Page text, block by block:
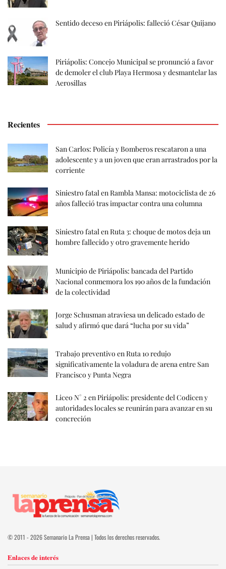
Sentido deceso en Piriápolis: falleció César Quijano
Piriápolis: Concejo Municipal se pronunció a favor
de demoler el club Playa Hermosa y desmantelar las
Aerosillas
Recientes
San Carlos: Policía y Bomberos rescataron a una
adolescente y a un joven que eran arrastrados por la
corriente
Siniestro fatal en Rambla Mansa: motociclista de 26
años falleció tras impactar contra una columna
Siniestro fatal en Ruta 3: choque de motos deja un
hombre fallecido y otro gravemente herido
Municipio de Piriápolis: bancada del Partido
Nacional conmemora los 190 años de la fundación
de la colectividad
Jorge Schusman atraviesa un delicado estado de
salud y afirmó que dará “lucha por su vida”
Trabajo preventivo en Ruta 10 redujo
significativamente la voladura de arena entre San
Francisco y Punta Negra
Liceo N° 2 en Piriápolis: presidente del Codicen y
autoridades locales se reunirán para avanzar en su
concreción
© 2011 - 2026 Semanario La Prensa | Todos los derechos reservados.
Enlaces de interés